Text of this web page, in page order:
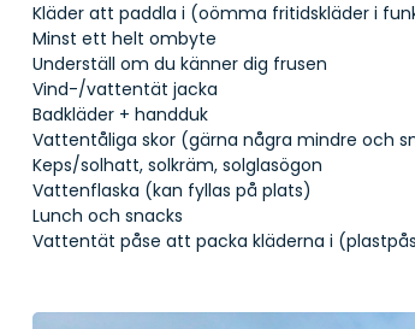
Kläder att paddla i (oömma fritidskläder i
Minst ett helt ombyte
Underställ om du känner dig frusen
Vind-/vattentät jacka
Badkläder + handduk
Vattentåliga skor (gärna några mindre och
Keps/solhatt, solkräm, solglasögon
Vattenflaska (kan fyllas på plats)
Lunch och snacks
Vattentät påse att packa kläderna i